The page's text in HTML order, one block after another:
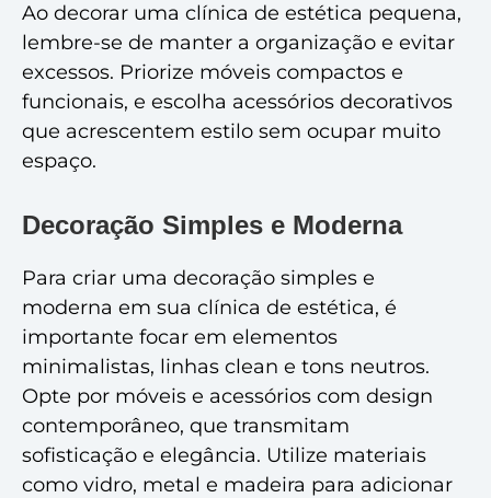
Ao decorar uma clínica de estética pequena,
lembre-se de manter a organização e evitar
excessos. Priorize móveis compactos e
funcionais, e escolha acessórios decorativos
que acrescentem estilo sem ocupar muito
espaço.
Decoração Simples e Moderna
Para criar uma decoração simples e
moderna em sua clínica de estética, é
importante focar em elementos
minimalistas, linhas clean e tons neutros.
Opte por móveis e acessórios com design
contemporâneo, que transmitam
sofisticação e elegância. Utilize materiais
como vidro, metal e madeira para adicionar